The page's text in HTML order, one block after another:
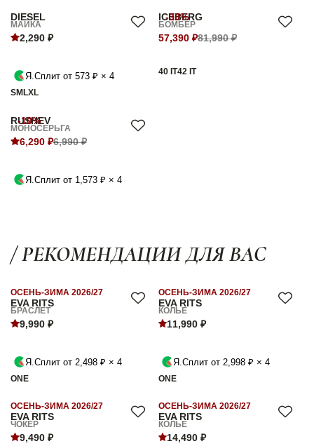
DIESEL
МАЙКА
2,290 ₽
Я.Сплит от 573 ₽ × 4
SM LXL
-30%
ICEBERG
БОМБЕР
57,390 ₽81,990 ₽
40 IT42 IT
-10%
RUSHEV
МОНОСЕРЬГА
6,290 ₽6,990 ₽
Я.Сплит от 1,573 ₽ × 4
/ РЕКОМЕНДАЦИИ ДЛЯ ВАС
EVA RITS
ОСЕНЬ-ЗИМА 2026/27
БРАСЛЕТ
9,990 ₽
Я.Сплит от 2,498 ₽ × 4
ONE
EVA RITS
ОСЕНЬ-ЗИМА 2026/27
КОЛЬЕ
11,990 ₽
Я.Сплит от 2,998 ₽ × 4
ONE
EVA RITS
ОСЕНЬ-ЗИМА 2026/27
ЧОКЕР
9,490 ₽
EVA RITS
ОСЕНЬ-ЗИМА 2026/27
КОЛЬЕ
14,490 ₽